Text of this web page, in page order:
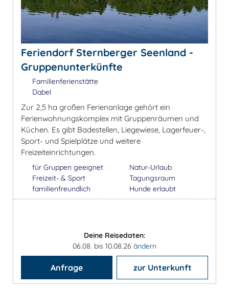
Feriendorf Sternberger Seenland -
Gruppenunterkünfte
Familienferienstätte
Dabel
Zur 2,5 ha großen Ferienanlage gehört ein
Ferienwohnungskomplex mit Gruppenräumen und
Küchen. Es gibt Badestellen, Liegewiese, Lagerfeuer-,
Sport- und Spielplätze und weitere
Freizeiteinrichtungen.
für Gruppen geeignet
Freizeit- & Sport
familienfreundlich
Natur-Urlaub
Tagungsraum
Hunde erlaubt
Deine Reisedaten:
06.08. bis 10.08.26 ändern
Anfrage zur Unterkunft